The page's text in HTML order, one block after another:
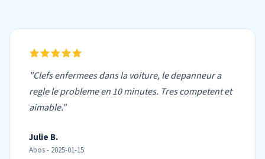
"Clefs enfermees dans la voiture, le depanneur a
regle le probleme en 10 minutes. Tres competent et
aimable."
Julie B.
Abos - 2025-01-15